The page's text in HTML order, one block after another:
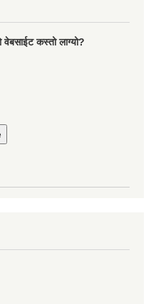
वेबसाईट कस्तो लाग्यो?